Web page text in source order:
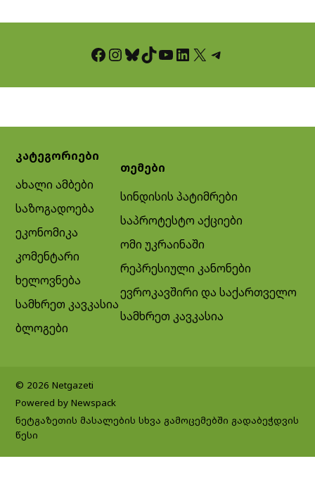
Facebook InstagramBluesky TikTok YouTube LinkedIn X Telegram
კატეგორიები
ახალი ამბები
საზოგადოება
ეკონომიკა
კომენტარი
ხელოვნება
სამხრეთ კავკასია
ბლოგები
თემები
სინდისის პატიმრები
საპროტესტო აქციები
ომი უკრაინაში
რეპრესიული კანონები
ევროკავშირი და საქართველო
სამხრეთ კავკასია
© 2026 Netgazeti
Powered by Newspack
ნეტგაზეთის მასალების სხვა გამოცემებში გადაბეჭდვის
წესი